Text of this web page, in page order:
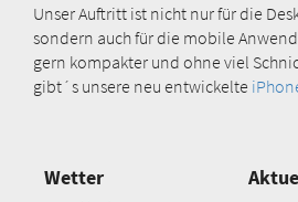
Unser Auftritt ist nicht nur für die
sondern auch für die mobile
gern kompakter und ohne viel
gibt´s unsere neu entwickelte
Wetter